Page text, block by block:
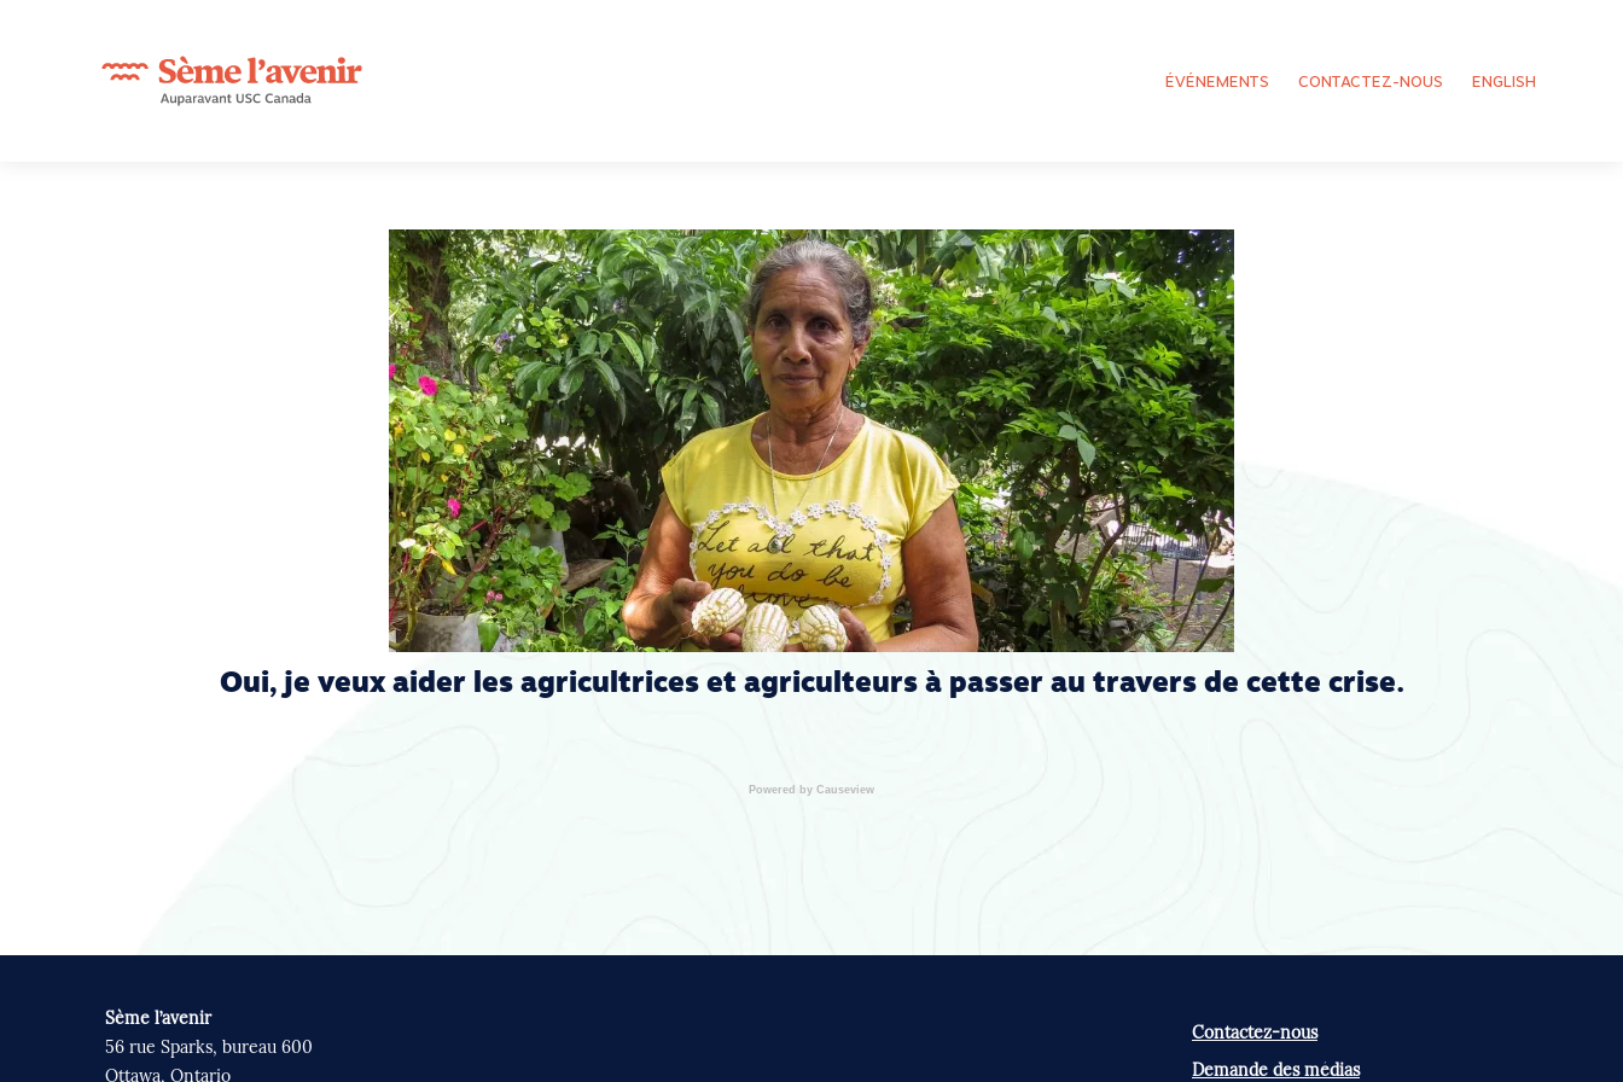
ÉVÉNEMENTS CONTACTEZ-NOUS ENGLISH
Oui, je veux aider les agricultrices et agriculteurs à passer au travers de cette crise.
Powered by Causeview
Sème l’avenir
56 rue Sparks, bureau 600
Ottawa, Ontario
Contactez-nous
Demande des médias